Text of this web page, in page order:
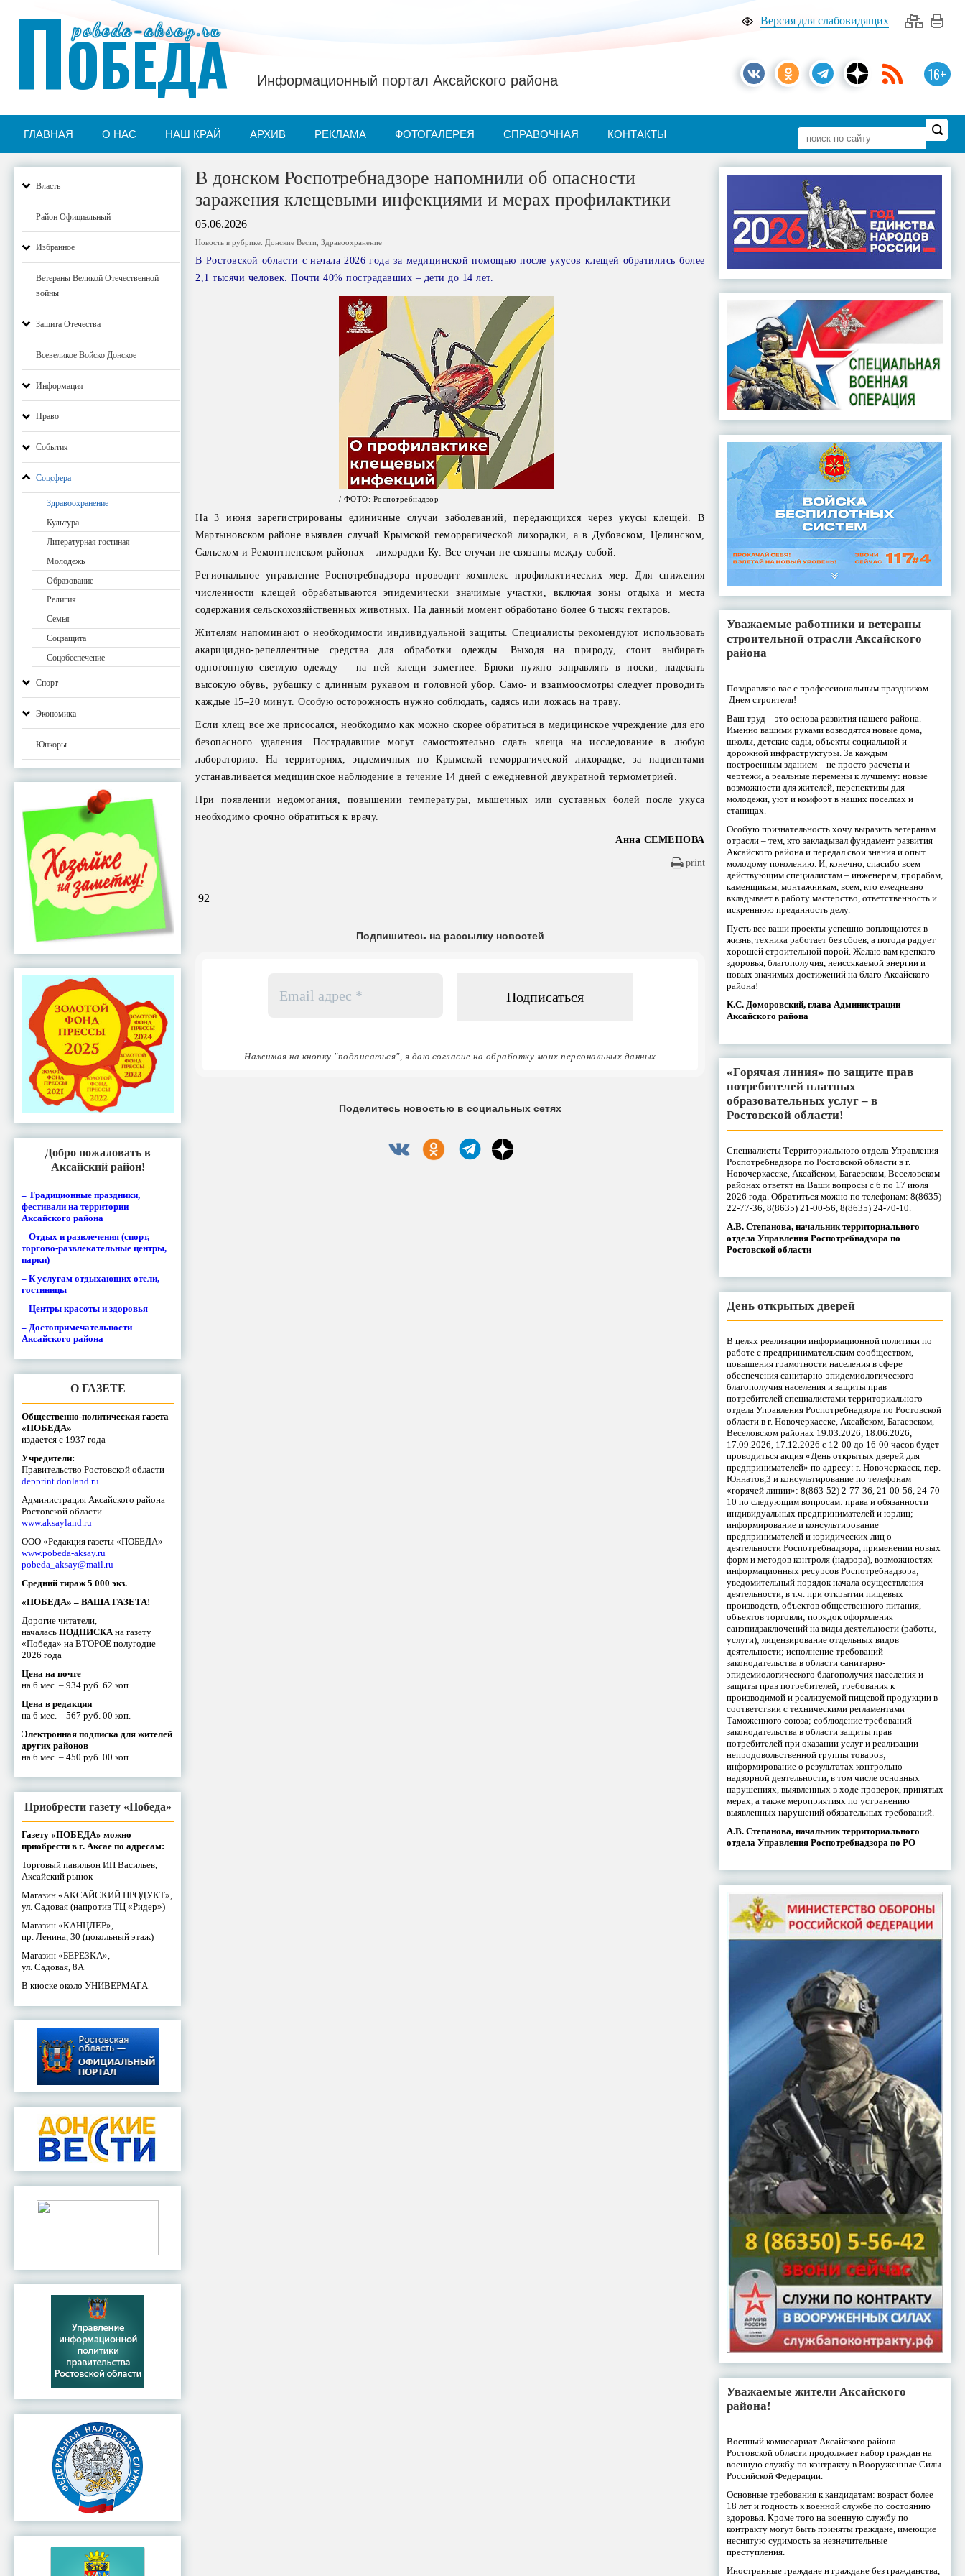
Версия для слабовидящих
16+
pobeda-aksay.ru
ПОБЕДА Информационный портал Аксайского района
ГЛАВНАЯ О НАС НАШ КРАЙ АРХИВ РЕКЛАМА ФОТОГАЛЕРЕЯ СПРАВОЧНАЯ КОНТАКТЫ
Власть
Район Официальный
Избранное
Ветераны Великой Отечественной
войны
Защита Отечества
Всевеликое Войско Донское
Информация
Право
События
Соцсфера
Здравоохранение
Культура
Литературная гостиная
Молодежь
Образование
Религия
Семья
Соцзащита
Соцобеспечение
Спорт
Экономика
Юнкоры
Добро пожаловать в
Аксайский район!
– Традиционные праздники,
фестивали на территории
Аксайского района
– Отдых и развлечения (спорт,
торгово-развлекательные центры,
парки)
– К услугам отдыхающих отели,
гостиницы
– Центры красоты и здоровья
– Достопримечательности
Аксайского района
О ГАЗЕТЕ
Общественно-политическая газета
«ПОБЕДА»
издается с 1937 года
Учредители:
Правительство Ростовской области
depprint.donland.ru
Администрация Аксайского района
Ростовской области
www.aksayland.ru
ООО «Редакция газеты «ПОБЕДА»
www.pobeda-aksay.ru
pobeda_aksay@mail.ru
Средний тираж 5 000 экз.
«ПОБЕДА» – ВАША ГАЗЕТА!
Дорогие читатели,
началась ПОДПИСКА на газету
«Победа» на ВТОРОЕ полугодие
2026 года
Цена на почте
на 6 мес. – 934 руб. 62 коп.
Цена в редакции
на 6 мес. – 567 руб. 00 коп.
Электронная подписка для жителей
других районов
на 6 мес. – 450 руб. 00 коп.
Приобрести газету «Победа»
Газету «ПОБЕДА» можно
приобрести в г. Аксае по адресам:
Торговый павильон ИП Васильев,
Аксайский рынок
Магазин «АКСАЙСКИЙ ПРОДУКТ»,
ул. Садовая (напротив ТЦ «Ридер»)
Магазин «КАНЦЛЕР»,
пр. Ленина, 30 (цокольный этаж)
Магазин «БЕРЕЗКА»,
ул. Садовая, 8А
В киоске около УНИВЕРМАГА
В донском Роспотребнадзоре напомнили об опасности
заражения клещевыми инфекциями и мерах профилактики
05.06.2026
Новость в рубрике: Донские Вести ,Здравоохранение
В Ростовской области с начала 2026 года за медицинской помощью после укусов клещей обратились более
2,1 тысячи человек. Почти 40% пострадавших – дети до 14 лет.
/ ФОТО: Роспотребнадзор
На 3 июня зарегистрированы единичные случаи заболеваний, передающихся через укусы клещей. В
Мартыновском районе выявлен случай Крымской геморрагической лихорадки, а в Дубовском, Целинском,
Сальском и Ремонтненском районах – лихорадки Ку. Все случаи не связаны между собой.
Региональное управление Роспотребнадзора проводит комплекс профилактических мер. Для снижения
численности клещей обрабатываются эпидемически значимые участки, включая зоны отдыха и места
содержания сельскохозяйственных животных. На данный момент обработано более 6 тысяч гектаров.
Жителям напоминают о необходимости индивидуальной защиты. Специалисты рекомендуют использовать
акарицидно-репеллентные средства для обработки одежды. Выходя на природу, стоит выбирать
однотонную светлую одежду – на ней клещи заметнее. Брюки нужно заправлять в носки, надевать
высокую обувь, рубашку с длинным рукавом и головной убор. Само- и взаимоосмотры следует проводить
каждые 15–20 минут. Особую осторожность нужно соблюдать, садясь или ложась на траву.
Если клещ все же присосался, необходимо как можно скорее обратиться в медицинское учреждение для его
безопасного удаления. Пострадавшие могут самостоятельно сдать клеща на исследование в любую
лабораторию. На территориях, эндемичных по Крымской геморрагической лихорадке, за пациентами
устанавливается медицинское наблюдение в течение 14 дней с ежедневной двукратной термометрией.
При появлении недомогания, повышении температуры, мышечных или суставных болей после укуса
необходимо срочно обратиться к врачу.
Анна СЕМЕНОВА
print
92
Подпишитесь на рассылку новостей
адрес
Нажимая на кнопку "подписаться", я даю согласие на обработку моих персональных данных
Поделитесь новостью в социальных сетях
Уважаемые работники и ветераны
строительной отрасли Аксайского
района
Поздравляю вас с профессиональным праздником –
Днем строителя!
Ваш труд – это основа развития нашего района.
Именно вашими руками возводятся новые дома,
школы, детские сады, объекты социальной и
дорожной инфраструктуры. За каждым
построенным зданием – не просто расчеты и
чертежи, а реальные перемены к лучшему: новые
возможности для жителей, перспективы для
молодежи, уют и комфорт в наших поселках и
станицах.
Особую признательность хочу выразить ветеранам
отрасли – тем, кто закладывал фундамент развития
Аксайского района и передал свои знания и опыт
молодому поколению. И, конечно, спасибо всем
действующим специалистам – инженерам, прорабам,
каменщикам, монтажникам, всем, кто ежедневно
вкладывает в работу мастерство, ответственность и
искреннюю преданность делу.
Пусть все ваши проекты успешно воплощаются в
жизнь, техника работает без сбоев, а погода радует
хорошей строительной порой. Желаю вам крепкого
здоровья, благополучия, неиссякаемой энергии и
новых значимых достижений на благо Аксайского
района!
К.С. Доморовский, глава Администрации
Аксайского района
«Горячая линия» по защите прав
потребителей платных
образовательных услуг – в
Ростовской области!
Специалисты Территориального отдела Управления
Роспотребнадзора по Ростовской области в г.
Новочеркасске, Аксайском, Багаевском, Веселовском
районах ответят на Ваши вопросы с 6 по 17 июля
2026 года. Обратиться можно по телефонам: 8(8635)
22-77-36, 8(8635) 21-00-56, 8(8635) 24-70-10.
А.В. Степанова, начальник территориального
отдела Управления Роспотребнадзора по
Ростовской области
День открытых дверей
В целях реализации информационной политики по
работе с предпринимательским сообществом,
повышения грамотности населения в сфере
обеспечения санитарно-эпидемиологического
благополучия населения и защиты прав
потребителей специалистами территориального
отдела Управления Роспотребнадзора по Ростовской
области в г. Новочеркасске, Аксайском, Багаевском,
Веселовском районах 19.03.2026, 18.06.2026,
17.09.2026, 17.12.2026 с 12-00 до 16-00 часов будет
проводиться акция «День открытых дверей для
предпринимателей» по адресу: г. Новочеркасск, пер.
Юннатов,3 и консультирование по телефонам
«горячей линии»: 8(863-52) 2-77-36, 21-00-56, 24-70-
10 по следующим вопросам: права и обязанности
индивидуальных предпринимателей и юрлиц;
информирование и консультирование
предпринимателей и юридических лиц о
деятельности Роспотребнадзора, применении новых
форм и методов контроля (надзора), возможностях
информационных ресурсов Роспотребнадзора;
уведомительный порядок начала осуществления
деятельности, в т.ч. при открытии пищевых
производств, объектов общественного питания,
объектов торговли; порядок оформления
санэпидзаключений на виды деятельности (работы,
услуги); лицензирование отдельных видов
деятельности; исполнение требований
законодательства в области санитарно-
эпидемиологического благополучия населения и
защиты прав потребителей; требования к
производимой и реализуемой пищевой продукции в
соответствии с техническими регламентами
Таможенного союза; соблюдение требований
законодательства в области защиты прав
потребителей при оказании услуг и реализации
непродовольственной группы товаров;
информирование о результатах контрольно-
надзорной деятельности, в том числе основных
нарушениях, выявленных в ходе проверок, принятых
мерах, а также мероприятиях по устранению
выявленных нарушений обязательных требований.
А.В. Степанова, начальник территориального
отдела Управления Роспотребнадзора по РО
Уважаемые жители Аксайского
района!
Военный комиссариат Аксайского района
Ростовской области продолжает набор граждан на
военную службу по контракту в Вооруженные Силы
Российской Федерации.
Основные требования к кандидатам: возраст более
18 лет и годность к военной службе по состоянию
здоровья. Кроме того на военную службу по
контракту могут быть приняты граждане, имеющие
неснятую судимость за незначительные
преступления.
Иностранные граждане и граждане без гражданства,